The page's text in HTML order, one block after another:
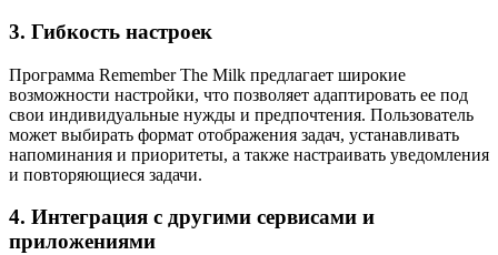
3. Гибкость настроек
Программа Remember The Milk предлагает широкие
возможности настройки, что позволяет адаптировать ее под
свои индивидуальные нужды и предпочтения. Пользователь
может выбирать формат отображения задач, устанавливать
напоминания и приоритеты, а также настраивать уведомления
и повторяющиеся задачи.
4. Интеграция с другими сервисами и
приложениями